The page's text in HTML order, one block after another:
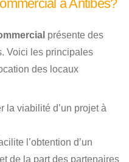
à Antibes?
présente des
Voici les principales
des locaux
la viabilité d’un projet à
l’obtention d’un
de la part des partenaires